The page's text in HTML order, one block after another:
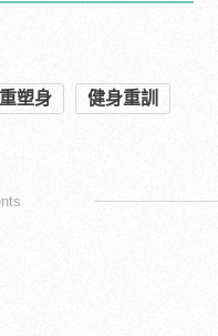
塑身 健身重訓